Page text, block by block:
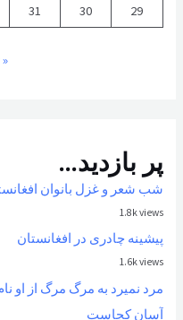
29
30
31
«
پر بازدید...
شب شعر و غزل بانوان
1.8k views
پیشینه چادری در افغانستان
1.6k views
مرد نمیرد به مرگ مرگ از او
آسان کجاست